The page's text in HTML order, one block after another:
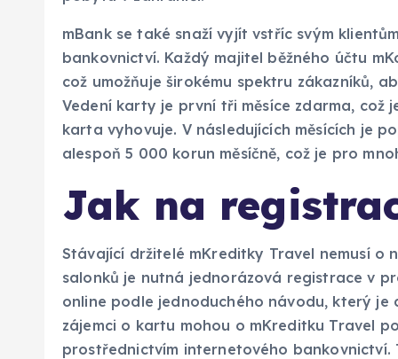
mBank se také snaží vyjít vstříc svým
bankovnictví. Každý majitel běžného účtu
což umožňuje širokému spektru zákazníků,
Vedení karty je první tři měsíce zdarma, což
karta vyhovuje. V následujících měsících je
alespoň 5 000 korun měsíčně, což je pro
Jak na
Stávající držitelé mKreditky Travel nemusí
salonků je nutná jednorázová registrace v
online podle jednoduchého návodu, který
zájemci o kartu mohou o mKreditku Travel
prostřednictvím internetového